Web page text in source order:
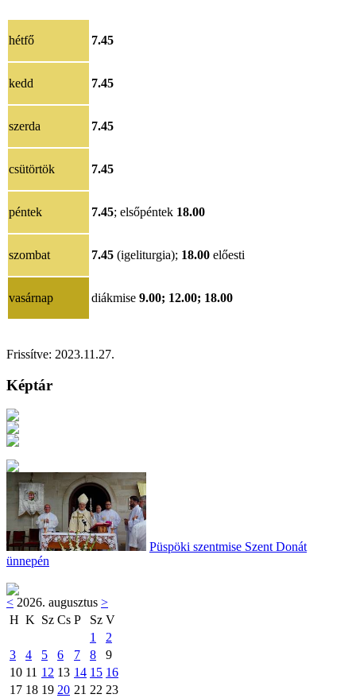
hétfő 7.45
kedd 7.45
szerda 7.45
csütörtök 7.45
péntek 7.45; elsőpéntek 18.00
szombat 7.45 (igeliturgia); 18.00 előesti
vasárnap diákmise 9.00; 12.00; 18.00
Frissítve: 2023.11.27.
Képtár
Püspöki szentmise Szent Donát
ünnepén
< 2026. augusztus >
H K Sz Cs P Sz V
1
2
3
4 5 6 7 8
9
10 11 12 13 14 15 16
17 18 19 20 21 22 23